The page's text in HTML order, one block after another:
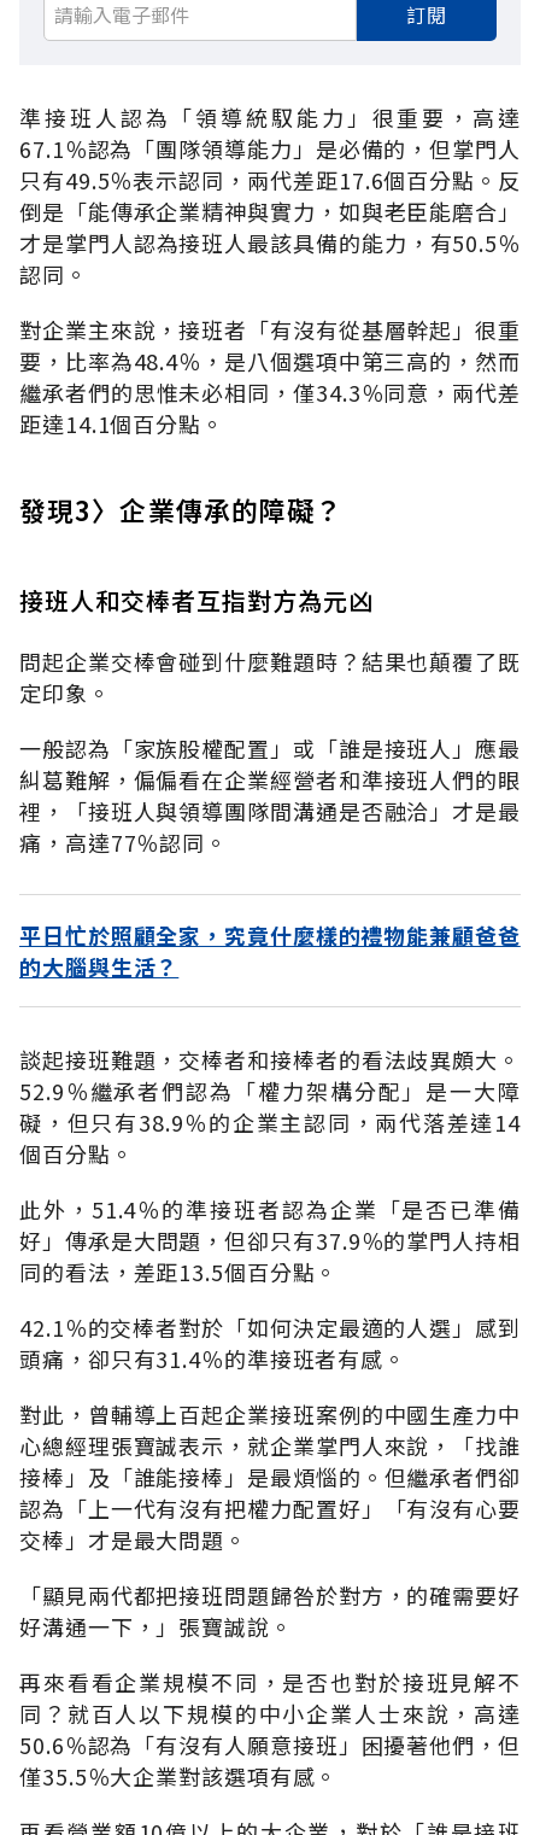
訂閱
準接班人認為「領導統馭能力」很重要，高達
67.1％認為「團隊領導能力」是必備的，但掌門人
只有49.5％表示認同，兩代差距17.6個百分點。反
倒是「能傳承企業精神與實力，如與老臣能磨合」
才是掌門人認為接班人最該具備的能力，有50.5％
認同。
對企業主來說，接班者「有沒有從基層幹起」很重
要，比率為48.4％，是八個選項中第三高的，然而
繼承者們的思惟未必相同，僅34.3％同意，兩代差
距達14.1個百分點。
發現3〉企業傳承的障礙？
接班人和交棒者互指對方為元凶
問起企業交棒會碰到什麼難題時？結果也顛覆了既
定印象。
一般認為「家族股權配置」或「誰是接班人」應最
糾葛難解，偏偏看在企業經營者和準接班人們的眼
裡，「接班人與領導團隊間溝通是否融洽」才是最
痛，高達77％認同。
平日忙於照顧全家，究竟什麼樣的禮物能兼顧爸爸
的大腦與生活？
談起接班難題，交棒者和接棒者的看法歧異頗大。
52.9％繼承者們認為「權力架構分配」是一大障
礙，但只有38.9％的企業主認同，兩代落差達14
個百分點。
此外，51.4％的準接班者認為企業「是否已準備
好」傳承是大問題，但卻只有37.9％的掌門人持相
同的看法，差距13.5個百分點。
42.1％的交棒者對於「如何決定最適的人選」感到
頭痛，卻只有31.4％的準接班者有感。
對此，曾輔導上百起企業接班案例的中國生產力中
心總經理張寶誠表示，就企業掌門人來說，「找誰
接棒」及「誰能接棒」是最煩惱的。但繼承者們卻
認為「上一代有沒有把權力配置好」「有沒有心要
交棒」才是最大問題。
「顯見兩代都把接班問題歸咎於對方，的確需要好
好溝通一下，」張寶誠說。
再來看看企業規模不同，是否也對於接班見解不
同？就百人以下規模的中小企業人士來說，高達
50.6％認為「有沒有人願意接班」困擾著他們，但
僅35.5％大企業對該選項有感。